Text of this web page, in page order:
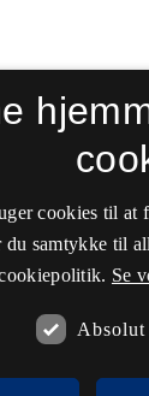
cookies til at
samtykke til
Se
Absolut